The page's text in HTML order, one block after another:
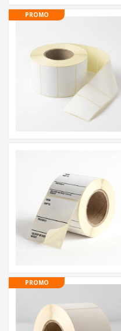
PROMO
PROMO